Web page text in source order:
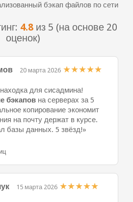
бэкап файлов по сети
4.8 из 5 (на основе 20
оценок)
20 марта 2026 ★★★★★
для сисадмина!
бэкапов на серверах за 5
копирование экономит
на почту держат в курсе.
базы данных. 5 звёзд!»
15 марта 2026 ★★★★★